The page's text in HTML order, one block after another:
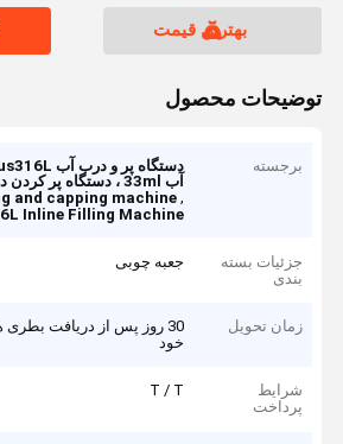
بهترین قیمت
توضیحات محصول
برجسته
آب 33ml ، دستگاه پر کردن درون خط sus316L
,
and capping machine
Inline Filling Machine
جزئیات بسته
بندی
جعبه چوبی
زمان تحویل
30 روز پس از دریافت
خود
شرایط
پرداخت
T / T